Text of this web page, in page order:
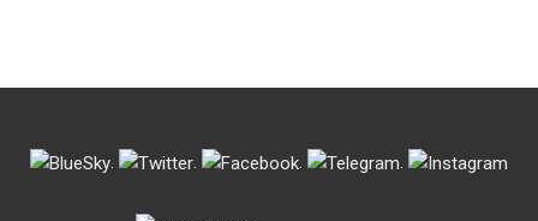
. . . .